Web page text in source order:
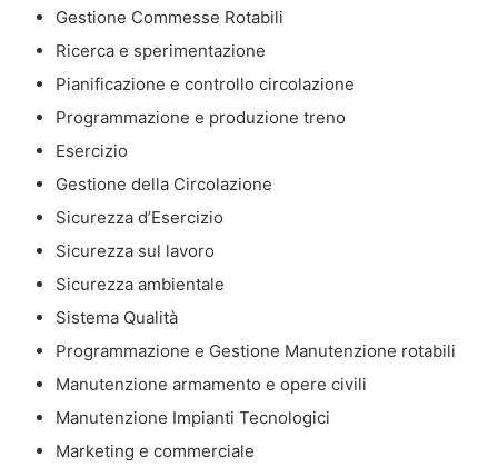
Gestione Commesse Rotabili
Ricerca e sperimentazione
Pianificazione e controllo circolazione
Programmazione e produzione treno
Esercizio
Gestione della Circolazione
Sicurezza d’Esercizio
Sicurezza sul lavoro
Sicurezza ambientale
Sistema Qualità
Programmazione e Gestione Manutenzione rotabili
Manutenzione armamento e opere civili
Manutenzione Impianti Tecnologici
Marketing e commerciale